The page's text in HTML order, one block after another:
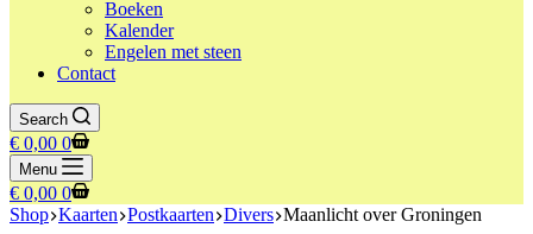
Boeken
Kalender
Engelen met steen
Contact
Search
Winkelwagen
€ 0,00 0
Menu
Winkelwagen
€ 0,00 0
Shop Kaarten Postkaarten Divers Maanlicht over Groningen